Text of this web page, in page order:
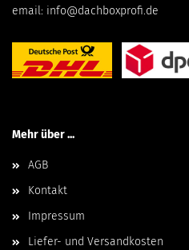
email: info@dachboxprofi.de
Mehr über ...
AGB
Kontakt
Impressum
Liefer- und Versandkosten